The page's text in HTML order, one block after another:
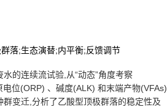
群落;生态演替;内平衡;反馈调节
的连续流试验,从“动态”角度考察
位(ORP) 、碱度(ALK) 和末端产物(VFAs)
变迁,分析了乙酸型顶极群落的稳定性及